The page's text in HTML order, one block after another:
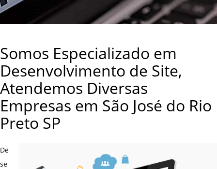
Somos Especializado em
Desenvolvimento de Site,
Atendemos Diversas
Empresas em São José do Rio
Preto SP
De
se